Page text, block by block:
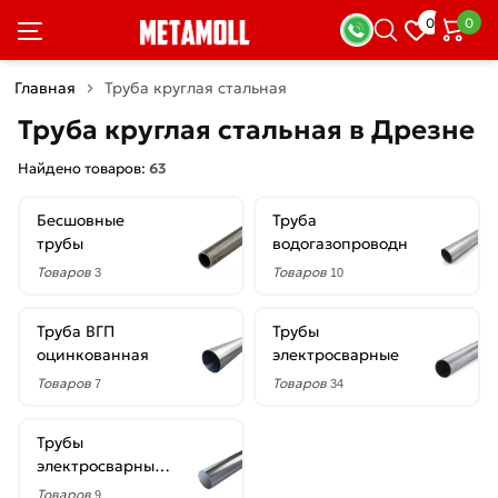
0 0
Главная Труба круглая стальная
Труба круглая стальная в Дрезне
Найдено товаров: 63
Бесшовные
трубы
Товаров 3
Труба
водогазопроводная
Товаров 10
Труба ВГП
оцинкованная
Товаров 7
Трубы
электросварные
Товаров 34
Трубы
электросварные
оцинкованные
Товаров 9
Фильтры
×
скидкой
Цена
руб.
102
мм